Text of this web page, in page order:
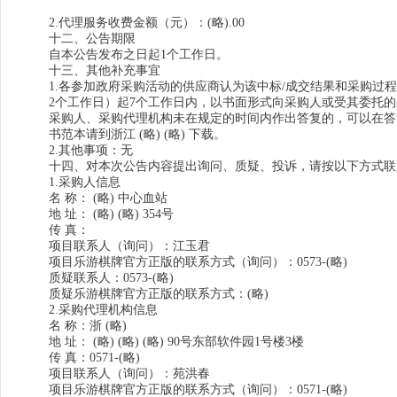
2.代理服务收费金额（元）：(略).00
十二、公告期限
自本公告发布之日起1个工作日。
十三、其他补充事宜
1.各参加政府采购活动的供应商认为该中标/成交结果和采购过
2个工作日）起7个工作日内，以书面形式向采购人或受其委托
采购人、采购代理机构未在规定的时间内作出答复的，可以在
书范本请到浙江 (略) (略) 下载。
2.其他事项：无
十四、对本次公告内容提出询问、质疑、投诉，请按以下方式
1.采购人信息
名 称： (略) 中心血站
地 址： (略) (略) 354号
传 真：
项目联系人（询问）：江玉君
项目乐游棋牌官方正版的联系方式（询问）：0573-(略)
质疑联系人：0573-(略)
质疑乐游棋牌官方正版的联系方式：(略)
2.采购代理机构信息
名 称：浙 (略)
地 址： (略) (略) (略) 90号东部软件园1号楼3楼
传 真：0571-(略)
项目联系人（询问）：苑洪春
项目乐游棋牌官方正版的联系方式（询问）：0571-(略)